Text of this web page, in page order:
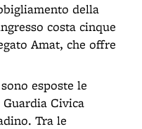
della
costa cinque
Amat, che offre
esposte le
Civica
Tra le